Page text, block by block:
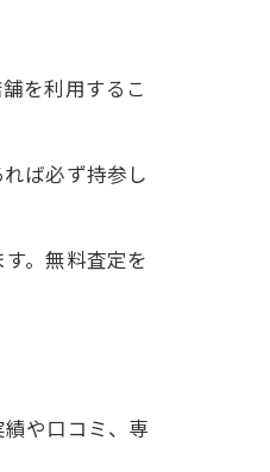
を利用するこ
ば必ず持参し
。無料査定を
や口コミ、専